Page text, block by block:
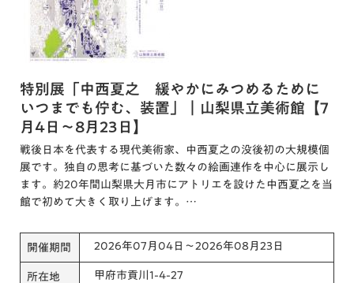
特別展「中西夏之 緩やかにみつめるために
いつまでも佇む、装置」｜山梨県立美術館【7
月4日～8月23日】
戦後日本を代表する現代美術家、中西夏之の没後初の大規模個
展です。独自の思考に基づいた数々の絵画連作を中心に展示し
ます。約20年間山梨県大月市にアトリエを設けた中西夏之を当
館で初めて大きく取り上げます。…
開催期間 2026年07月04日～2026年08月23日
所在地 甲府市貢川1-4-27